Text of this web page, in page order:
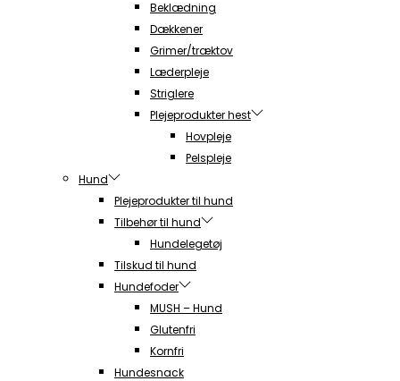
Beklædning
Dækkener
Grimer/træktov
Læderpleje
Striglere
Plejeprodukter hest
Hovpleje
Pelspleje
Hund
Plejeprodukter til hund
Tilbehør til hund
Hundelegetøj
Tilskud til hund
Hundefoder
MUSH – Hund
Glutenfri
Kornfri
Hundesnack